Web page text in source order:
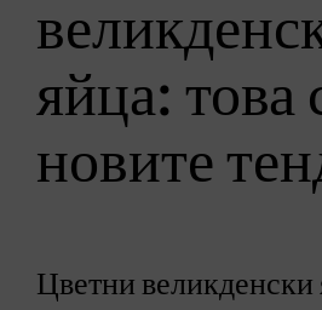
яйца: това
новите
Цветни великденски